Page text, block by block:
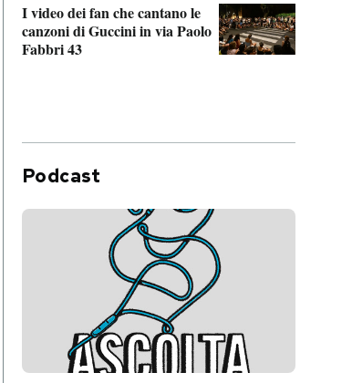
I video dei fan che cantano le
canzoni di Guccini in via Paolo
Fabbri 43
Podcast